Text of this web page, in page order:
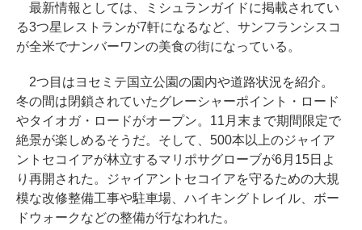
最新情報としては、ミシュランガイドに掲載されてい
る3つ星レストランが7軒になるなど、サンフランシスコ
が全米でナンバーワンの美食の街になっている。
2つ目はヨセミテ国立公園の園内や道路状況を紹介。
冬の間は閉鎖されていたグレーシャーポイント・ロード
やタイオガ・ロードがオープン。11月末まで期間限定で
絶景が楽しめるそうだ。そして、500本以上のジャイア
ントセコイアが林立するマリポサグローブが6月15日よ
り再開された。ジャイアントセコイアを守るための大規
模な改修整備工事や駐車場、ハイキングトレイル、ボー
ドウォークなどの整備が行なわれた。